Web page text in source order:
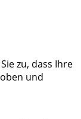
zu, dass Ihre
und